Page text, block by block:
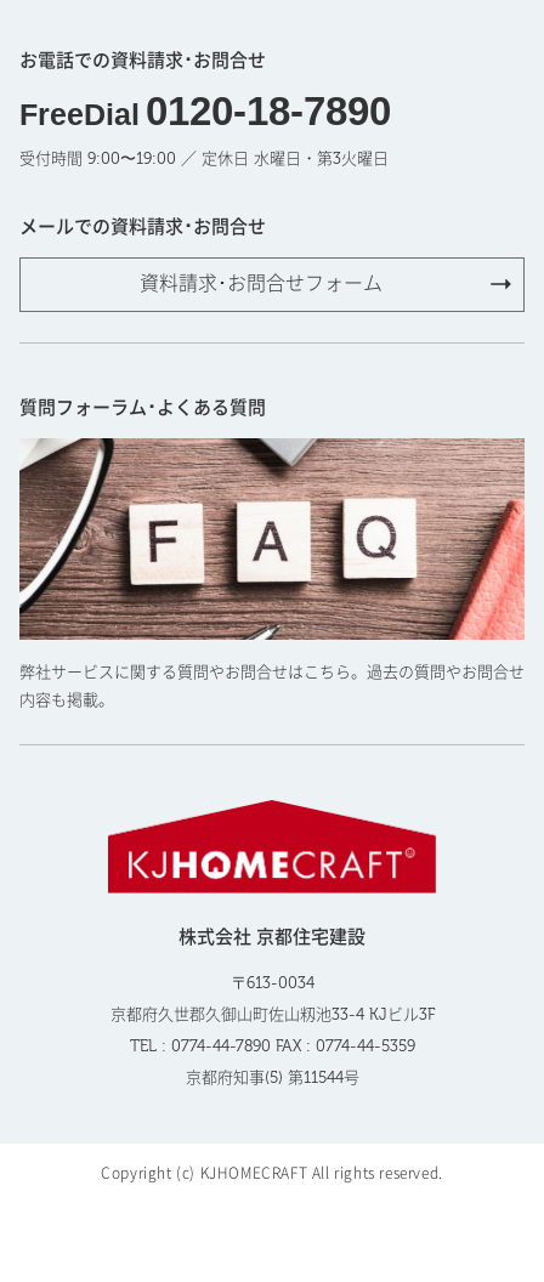
お電話での資料請求･お問合せ
FreeDial 0120-18-7890
受付時間 9:00〜19:00 ／ 定休日 水曜日・第3火曜日
メールでの資料請求･お問合せ
資料請求･お問合せフォーム
質問フォーラム･よくある質問
弊社サービスに関する質問やお問合せはこちら。過去の質問やお問合せ
内容も掲載。
株式会社 京都住宅建設
〒613-0034
京都府久世郡久御山町佐山籾池33-4 KJビル3F
TEL : 0774-44-7890 FAX : 0774-44-5359
京都府知事(5) 第11544号
Copyright (c) KJHOMECRAFT All rights reserved.